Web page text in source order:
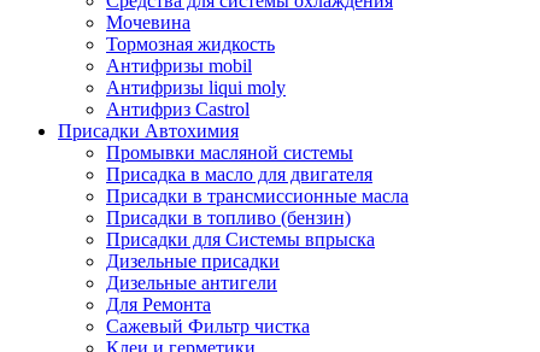
Мочевина
Тормозная жидкость
Антифризы mobil
Антифризы liqui moly
Антифриз Castrol
Присадки Автохимия
Промывки масляной системы
Присадка в масло для двигателя
Присадки в трансмиссионные масла
Присадки в топливо (бензин)
Присадки для Системы впрыска
Дизельные присадки
Дизельные антигели
Для Ремонта
Сажевый Фильтр чистка
Клеи и герметики